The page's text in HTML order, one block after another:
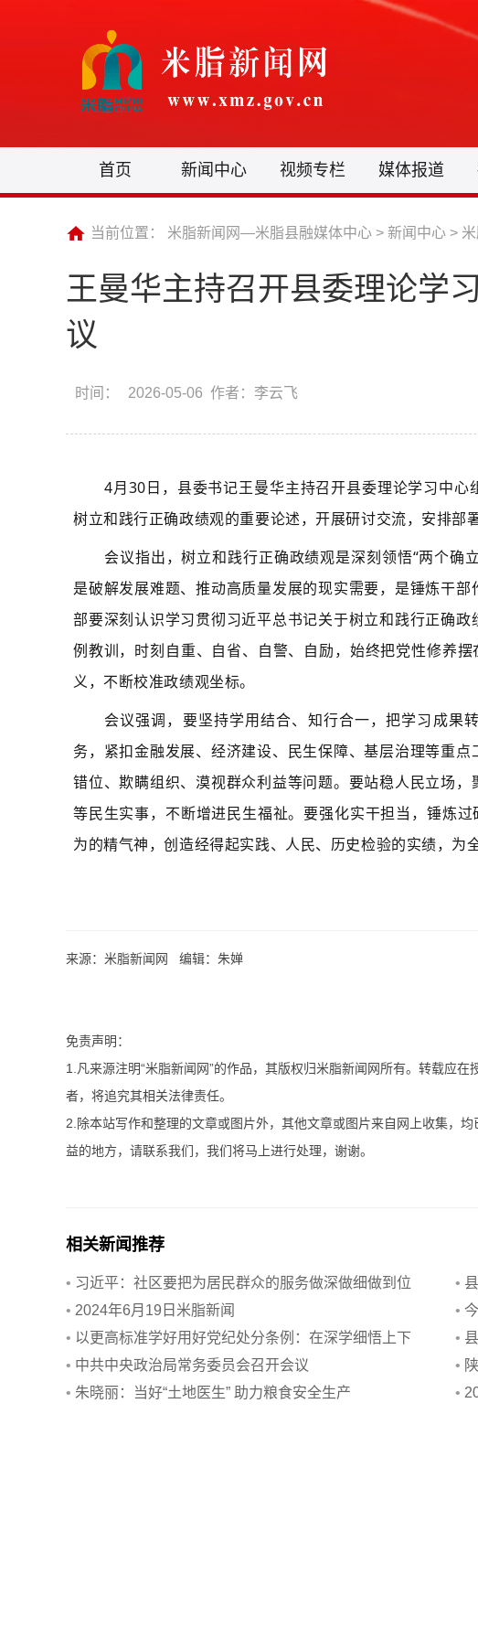
首页 新闻中心 视频专栏 媒体报道
当前位置： 米脂新闻网—米脂县融媒体中心 > 新闻中心 >
王曼华主持召开县委理论学
议
时间： 2026-05-06 作者：李云飞
4月30日，县委书记王曼华主持召开县委理论学习中
树立和践行正确政绩观的重要论述，开展研讨交流，安排部
会议指出，树立和践行正确政绩观是深刻领悟“两个确
是破解发展难题、推动高质量发展的现实需要，是锤炼干
部要深刻认识学习贯彻习近平总书记关于树立和践行正确
例教训，时刻自重、自省、自警、自励，始终把党性修养
义，不断校准政绩观坐标。
会议强调，要坚持学用结合、知行合一，把学习成果
务，紧扣金融发展、经济建设、民生保障、基层治理等重
错位、欺瞒组织、漠视群众利益等问题。要站稳人民立场
等民生实事，不断增进民生福祉。要强化实干担当，锤炼
为的精气神，创造经得起实践、人民、历史检验的实绩，为
来源：米脂新闻网 编辑：朱婵
免责声明：
1.凡来源注明“米脂新闻网”的作品，其版权归米脂新闻网所有。转载应
者，将追究其相关法律责任。
2.除本站写作和整理的文章或图片外，其他文章或图片来自网上收集，
益的地方，请联系我们，我们将马上进行处理，谢谢。
相关新闻推荐
• 习近平：社区要把为居民群众的服务做深做细做到位 •
• 2024年6月19日米脂新闻 •
• 以更高标准学好用好党纪处分条例：在深学细悟上下
功夫
•
• 中共中央政治局常务委员会召开会议 •
• 朱晓丽：当好“土地医生” 助力粮食安全生产 •